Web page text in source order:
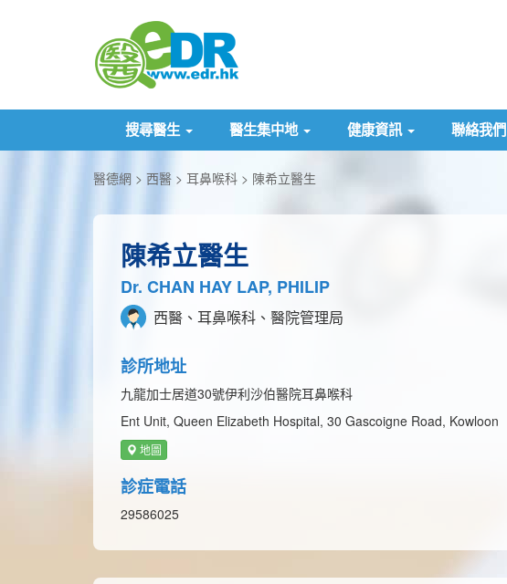
搜尋醫生 醫生集中地 健康資訊 聯絡我們
醫德網 西醫 耳鼻喉科 陳希立醫生
陳希立醫生
Dr. CHAN HAY LAP, PHILIP
西醫、耳鼻喉科、醫院管理局
診所地址
九龍加士居道30號伊利沙伯醫院耳鼻喉科
Ent Unit, Queen Elizabeth Hospital, 30 Gascoigne Road, Kowloon
地圖
診症電話
29586025